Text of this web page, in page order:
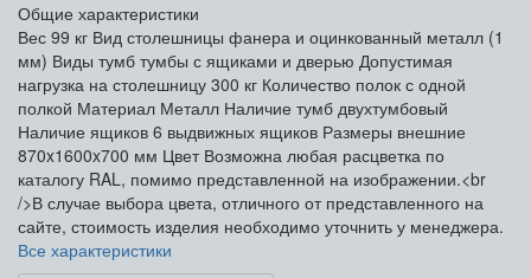
Общие характеристики
Вес 99 кг Вид столешницы фанера и оцинкованный металл (1
мм) Виды тумб тумбы с ящиками и дверью Допустимая
нагрузка на столешницу 300 кг Количество полок с одной
полкой Материал Металл Наличие тумб двухтумбовый
Наличие ящиков 6 выдвижных ящиков Размеры внешние
870x1600x700 мм Цвет Возможна любая расцветка по
каталогу RAL, помимо представленной на изображении.<br
/>В случае выбора цвета, отличного от представленного на
сайте, стоимость изделия необходимо уточнить у менеджера.
Все характеристики